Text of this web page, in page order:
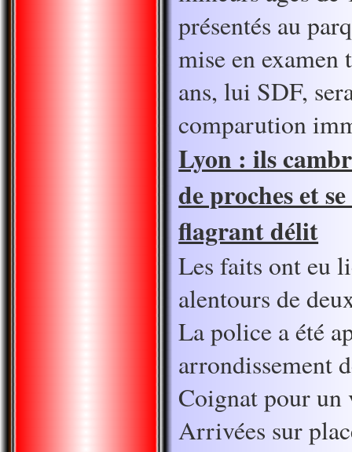
présentés au
mise en examen
ans, lui SDF,
comparution
Lyon : ils
de proches et
flagrant délit
Les faits ont eu
alentours de
La police a été
arrondissement
Coignat pour
Arrivées sur